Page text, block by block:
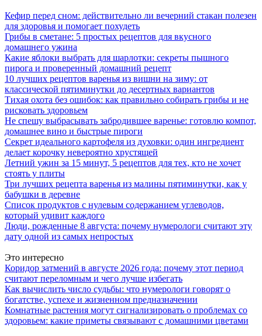
Кефир перед сном: действительно ли вечерний стакан полезен
для здоровья и помогает похудеть
Грибы в сметане: 5 простых рецептов для вкусного
домашнего ужина
Какие яблоки выбрать для шарлотки: секреты пышного
пирога и проверенный домашний рецепт
10 лучших рецептов варенья из вишни на зиму: от
классической пятиминутки до десертных вариантов
Тихая охота без ошибок: как правильно собирать грибы и не
рисковать здоровьем
Не спешу выбрасывать забродившее варенье: готовлю компот,
домашнее вино и быстрые пироги
Секрет идеального картофеля из духовки: один ингредиент
делает корочку невероятно хрустящей
Летний ужин за 15 минут, 5 рецептов для тех, кто не хочет
стоять у плиты
Три лучших рецепта варенья из малины пятиминутки, как у
бабушки в деревне
Список продуктов с нулевым содержанием углеводов,
который удивит каждого
Люди, рожденные 8 августа: почему нумерологи считают эту
дату одной из самых непростых
Это интересно
Коридор затмений в августе 2026 года: почему этот период
считают переломным и чего лучше избегать
Как вычислить число судьбы: что нумерологи говорят о
богатстве, успехе и жизненном предназначении
Комнатные растения могут сигнализировать о проблемах со
здоровьем: какие приметы связывают с домашними цветами